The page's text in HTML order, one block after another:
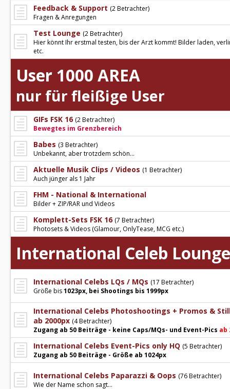
Feedback & Support (2 Betrachter)
Fragen & Anregungen
Test Lounge (2 Betrachter)
Hier könnt Ihr erstmal testen, bis der Arzt kommt! Bilder laden,
etc.
User 1000 AREA
nur für fleißige User
GIFs FSK 16 (2 Betrachter)
Bewegtes im Grenzbereich
Babes (3 Betrachter)
Unbekannt, aber trotzdem schön...
Aktuelle Musik Clips / Videos (1 Betrachter)
Auch jünger als 1 Jahr
FHM - National & International
Bilder + ZIP/RAR und Videos
Komplett-Sets FSK 16 (7 Betrachter)
Photosets & Videos (Glamour, OnlyTease, MCG etc.)
International Celeb Lounge
International Celebs LQs / MQs (17 Betrachter)
Größe bis1023px, bei Shootings bis 1999px
International Celebs Photoshootings + Promos &
ab 2000px (4 Betrachter)
Zugang ab 50 Beiträge - keine Caps/MQs- und Event-Pics ab
International Celebs Event-Pics only HQ (5 Betrachter)
Zugang ab 50 Beiträge - Größe ab 1024px
International Celebs Paparazzi & Oops (76 Betrachter)
Wie der Name schon sagt...